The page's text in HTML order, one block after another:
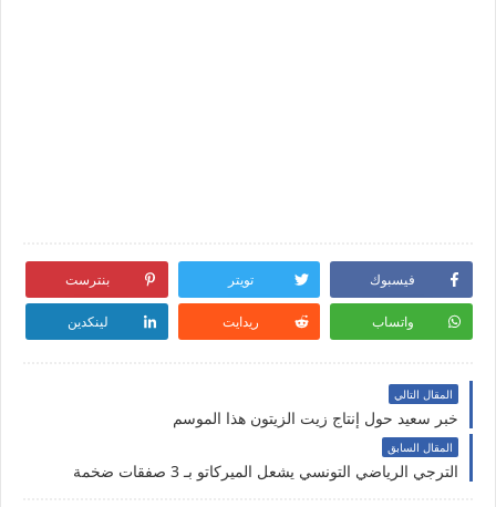
فيسبوك تويتر بنترست
واتساب ريدايت لينكدين
المقال التالي
خبر سعيد حول إنتاج زيت الزيتون هذا الموسم
المقال السابق
الترجي الرياضي التونسي يشعل الميركاتو بـ 3 صفقات ضخمة